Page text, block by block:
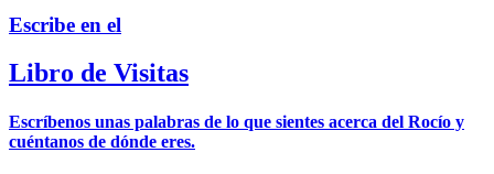
Escribe en el
Libro de Visitas
Escríbenos unas palabras de lo que sientes acerca del Rocío y
cuéntanos de dónde eres.